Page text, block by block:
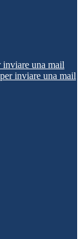
una mail
inviare una mail